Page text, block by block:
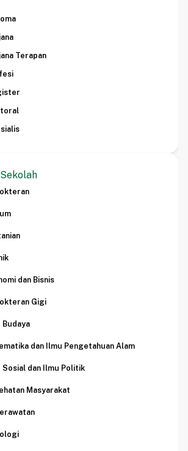
Terapan
dan Bisnis
Gigi
Budaya
dan Ilmu Pengetahuan Alam
Sosial dan Ilmu Politik
Masyarakat